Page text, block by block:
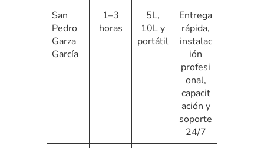
San
Pedro
Garza
García
1–3
horas
5L,
10L y
portátil
Entrega
rápida,
instalac
ión
profesi
onal,
capacit
ación y
soporte
24/7